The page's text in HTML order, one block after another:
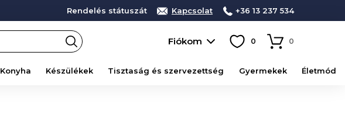
Rendelés státuszát Kapcsolat +36 13 237 534
Fiókom 0 0
Konyha Készülékek Tisztaság és szervezettség Gyermekek Életmód